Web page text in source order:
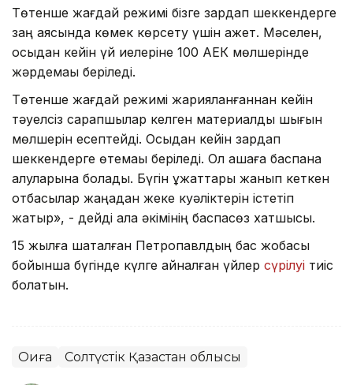
Төтенше жағдай режимі бізге зардап шеккендерге
заң аясында көмек көрсету үшін қажет. Мәселен,
осыдан кейін үй иелеріне 100 АЕК мөлшерінде
жәрдемақы беріледі.
Төтенше жағдай режимі жарияланғаннан кейін
тәуелсіз сарапшылар келген материалдық шығын
мөлшерін есептейді. Осыдан кейін зардап
шеккендерге өтемақы беріледі. Ол ақшаға баспана
алуларына болады. Бүгін құжаттары жанып кеткен
отбасылар жаңадан жеке куәліктерін істетіп
жатыр», - дейді қала әкімінің баспасөз хатшысы.
15 жылға шақталған Петропавлдың бас жобасы
бойынша бүгінде күлге айналған үйлер сүрілуі тиіс
болатын.
Оқиға Солтүстік Қазақстан облысы